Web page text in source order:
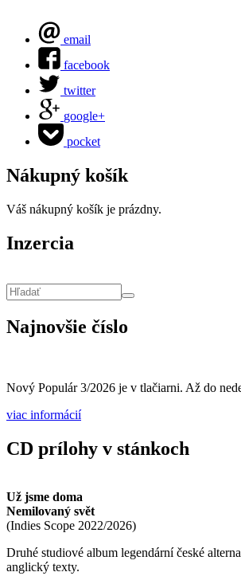
email
facebook
twitter
google+
pocket
Nákupný košík
Váš nákupný košík je prázdny.
Inzercia
Najnovšie číslo
Nový Populár 3/2026 je v tlačiarni. Až do
viac informácií
CD prílohy v stánkoch
Už jsme doma
Nemilovaný svět
(Indies Scope 2022/2026)
Druhé studiové album legendární české
anglický texty.